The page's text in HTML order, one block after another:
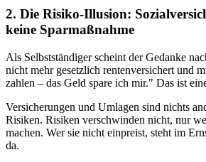
2. Die Risiko-Illusion:
keine Sparmaßnahme
Als Selbstständiger scheint der Gedanke
nicht mehr gesetzlich rentenversichert und
zahlen – das Geld spare ich mir." Das ist
Versicherungen und Umlagen sind nichts
Risiken. Risiken verschwinden nicht, nur
machen. Wer sie nicht einpreist, steht im
da.